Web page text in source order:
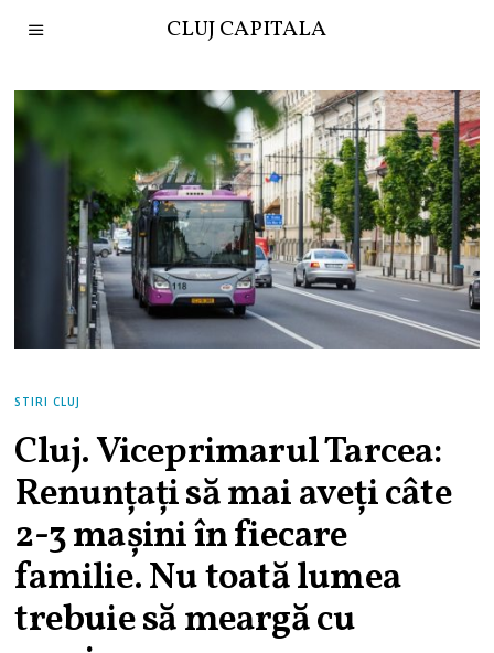
CLUJ CAPITALA
STIRI CLUJ
Cluj. Viceprimarul Tarcea:
Renunțați să mai aveți câte
2-3 mașini în fiecare
familie. Nu toată lumea
trebuie să meargă cu